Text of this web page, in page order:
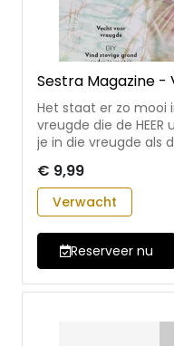
Sestra Magazine -
Het staat er zo mooi
vreugde die de HEER
je in die vreugde als
spiksplinternieuwe
september 2026 uitkomt. Vecht voor de
Zoek steun bij elkaar.
tegen patronen in de
kracht ontnemen.
in. Vanuit de
échte kracht en échte
krachtig
woorden van
€ 9,99
Verwacht
Reserveer nu